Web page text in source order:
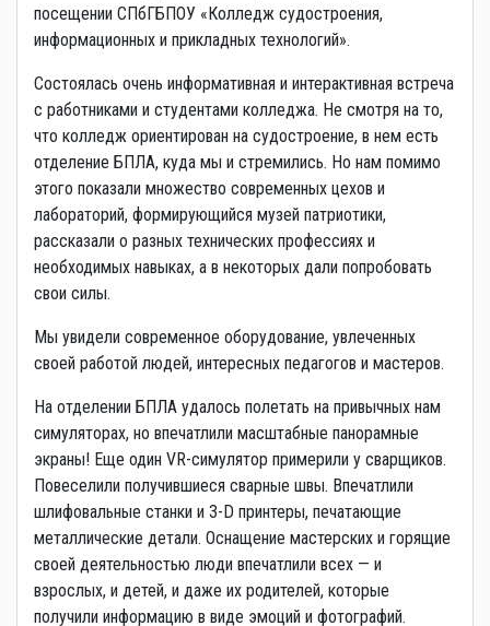
посещении СПбГБПОУ «Колледж судостроения,
информационных и прикладных технологий».
Состоялась очень информативная и интерактивная встреча
с работниками и студентами колледжа. Не смотря на то,
что колледж ориентирован на судостроение, в нем есть
отделение БПЛА, куда мы и стремились. Но нам помимо
этого показали множество современных цехов и
лабораторий, формирующийся музей патриотики,
рассказали о разных технических профессиях и
необходимых навыках, а в некоторых дали попробовать
свои силы.
Мы увидели современное оборудование, увлеченных
своей работой людей, интересных педагогов и мастеров.
На отделении БПЛА удалось полетать на привычных нам
симуляторах, но впечатлили масштабные панорамные
экраны! Еще один VR-симулятор примерили у сварщиков.
Повеселили получившиеся сварные швы. Впечатлили
шлифовальные станки и 3-D принтеры, печатающие
металлические детали. Оснащение мастерских и горящие
своей деятельностью люди впечатлили всех — и
взрослых, и детей, и даже их родителей, которые
получили информацию в виде эмоций и фотографий.